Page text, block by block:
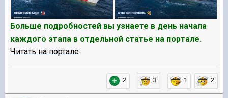
Больше подробностей вы узнаете в день начала
каждого этапа в отдельной статье на портале.
Читать на портале
2 3 1 2